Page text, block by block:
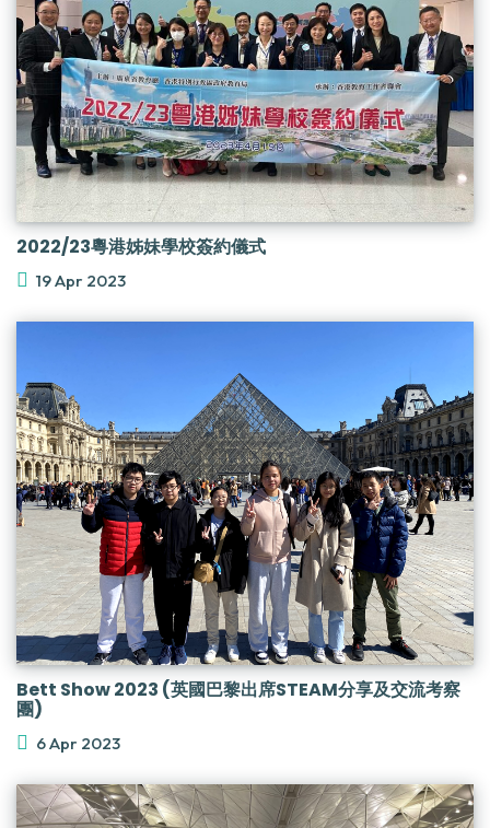
2022/23粵港姊妹學校簽約儀式
19 Apr 2023
Bett Show 2023 (英國巴黎出席STEAM分享及交流考察
團)
6 Apr 2023